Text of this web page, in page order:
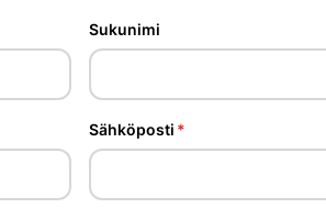
Sukunimi
Sähköposti *